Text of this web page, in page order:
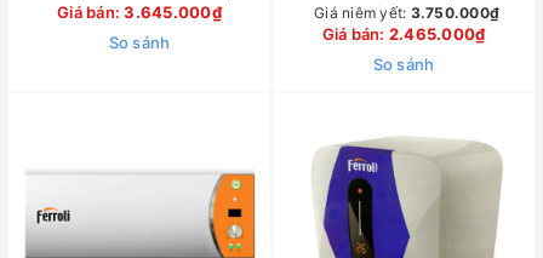
Giá bán:3.645.000₫
So sánh
Giá niêm yết: 3.750.000₫
Giá bán: 2.465.000₫
So sánh